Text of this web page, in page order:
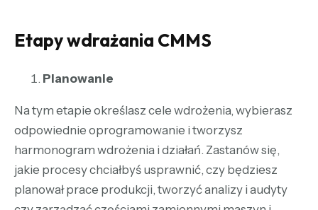
Etapy wdrażania CMMS
Planowanie
Na tym etapie określasz cele wdrożenia, wybierasz
odpowiednie oprogramowanie i tworzysz
harmonogram wdrożenia i działań. Zastanów się,
jakie procesy chciałbyś usprawnić, czy będziesz
planował prace produkcji, tworzyć analizy i audyty